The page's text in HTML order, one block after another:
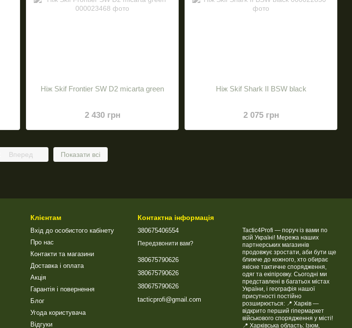
Ніж Skif Frontier SW D2 micarta green
2 430 грн
Ніж Skif Shark II BSW black
2 075 грн
Вперед Показати всі
Клієнтам
Вхід до особистого кабінету
Про нас
Контакти та магазини
Доставка і оплата
Акція
Гарантія і повернення
Блог
Угода користувача
Відгуки
Контактна інформація
380675406554
Передзвонити вам?
380675790626
380675790626
380675790626
tacticprofi@gmail.com
Tactic4Profi — поруч із вами по
всій Україні! Мережа наших
партнерських магазинів
продовжує зростати, аби бути ще
ближче до кожного, хто обирає
якісне тактичне спорядження,
одяг та екіпіровку. Сьогодні ми
представлені в багатьох містах
України, і географія нашої
присутності постійно
розширюється: 📍 Харків —
відкрито перший гіпермаркет
військового спорядження у місті!
📍 Харківська область: Ізюм,